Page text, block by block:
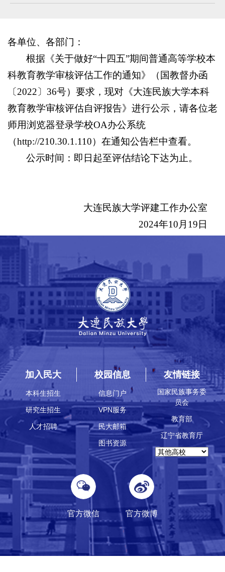
各单位、各部门：
根据《关于做好“十四五”期间普通高等学校本
科教育教学审核评估工作的通知》（国教督办函
〔2022〕36号）要求，现对《大连民族大学本科
教育教学审核评估自评报告》进行公示，请各位老
师用浏览器登录学校OA办公系统
（http://210.30.1.110）在通知公告栏中查看。
公示时间：即日起至评估结论下达为止。
大连民族大学评建工作办公室
2024年10月19日
加入民大
本科生招生
研究生招生
人才招聘
校园信息
信息门户
VPN服务
民大邮箱
图书资源
友情链接
国家民族事务委
员会
教育部
辽宁省教育厅
官方微信 官方微博